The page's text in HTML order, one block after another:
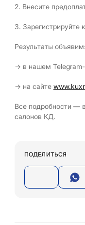
2. Внесите
3. Зарегистрируйте
Результаты объявим:
→ в нашем
→ на сайте
Все подробности — в
салонов КД.
ПОДЕЛИТЬСЯ